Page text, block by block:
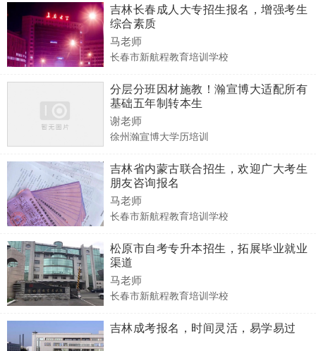
吉林长春成人大专招生报名，增强考生
综合素质
马老师
长春市新航程教育培训学校
分层分班因材施教！瀚宣博大适配所有
基础五年制转本生
谢老师
徐州瀚宣博大学历培训
吉林省内蒙古联合招生，欢迎广大考生
朋友咨询报名
马老师
长春市新航程教育培训学校
松原市自考专升本招生，拓展毕业就业
渠道
马老师
长春市新航程教育培训学校
吉林成考报名，时间灵活，易学易过